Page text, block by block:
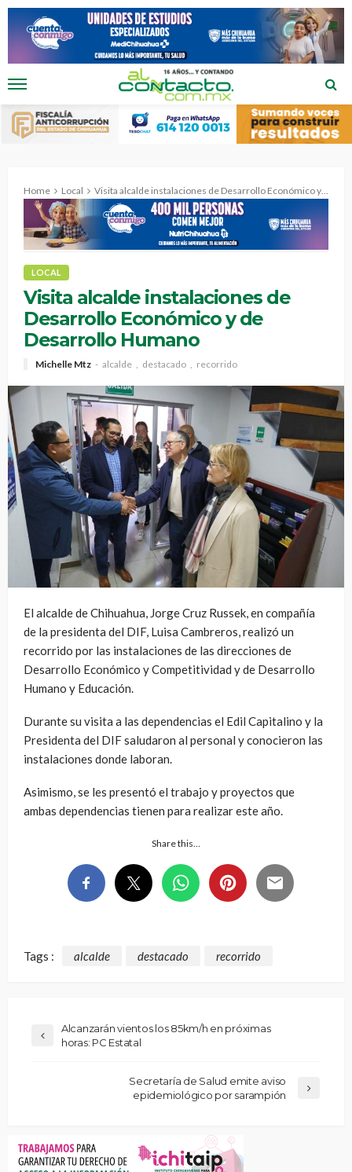
Home Local Visita alcalde instalaciones de Desarrollo Económico y de Desarrollo Humano
LOCAL
Visita alcalde instalaciones de
Desarrollo Económico y de
Desarrollo Humano
Michelle Mtz alcalde destacado recorrido
El alcalde de Chihuahua, Jorge Cruz Russek, en compañía
de la presidenta del DIF, Luisa Cambreros, realizó un
recorrido por las instalaciones de las direcciones de
Desarrollo Económico y Competitividad y de Desarrollo
Humano y Educación.
Durante su visita a las dependencias el Edil Capitalino y la
Presidenta del DIF saludaron al personal y conocieron las
instalaciones donde laboran.
Asimismo, se les presentó el trabajo y proyectos que
ambas dependencias tienen para realizar este año.
Share this…
Tags : alcalde destacado recorrido
Alcanzarán vientos los 85km/h en próximas
horas: PC Estatal
Secretaría de Salud emite aviso
epidemiológico por sarampión